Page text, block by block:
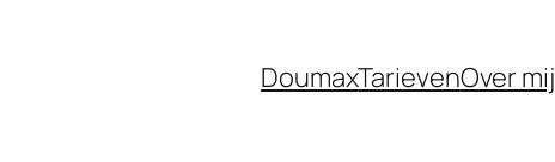
DoumaxTarievenOver mij